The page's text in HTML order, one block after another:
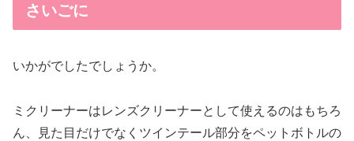
さいごに
いかがでしたでしょうか。
ミクリーナーはレンズクリーナーとして使えるのはもちろ
ん、見た目だけでなくツインテール部分をペットボトルの